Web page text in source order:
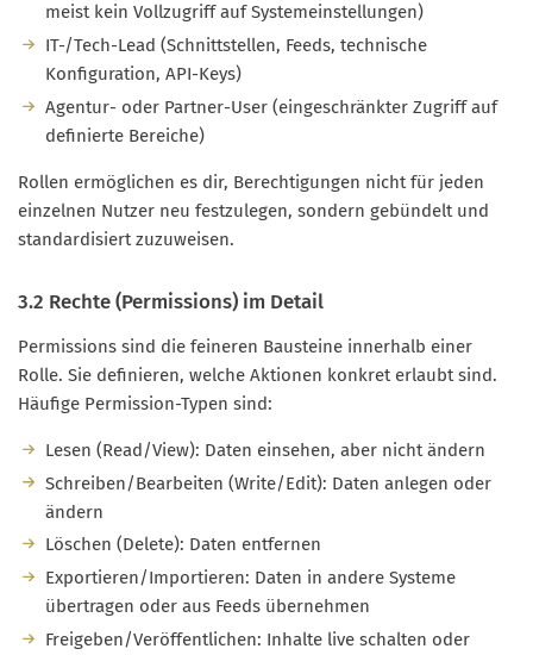
meist kein Vollzugriff auf Systemeinstellungen)
IT-/Tech-Lead (Schnittstellen, Feeds, technische
Konfiguration, API-Keys)
Agentur- oder Partner-User (eingeschränkter Zugriff auf
definierte Bereiche)
Rollen ermöglichen es dir, Berechtigungen nicht für jeden
einzelnen Nutzer neu festzulegen, sondern gebündelt und
standardisiert zuzuweisen.
3.2 Rechte (Permissions) im Detail
Permissions sind die feineren Bausteine innerhalb einer
Rolle. Sie definieren, welche Aktionen konkret erlaubt sind.
Häufige Permission-Typen sind:
Lesen (Read/View): Daten einsehen, aber nicht ändern
Schreiben/Bearbeiten (Write/Edit): Daten anlegen oder
ändern
Löschen (Delete): Daten entfernen
Exportieren/Importieren: Daten in andere Systeme
übertragen oder aus Feeds übernehmen
Freigeben/Veröffentlichen: Inhalte live schalten oder